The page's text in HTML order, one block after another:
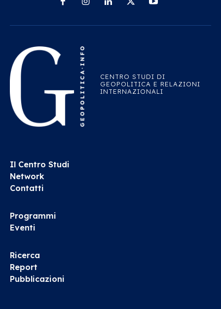
CENTRO STUDI DI
GEOPOLITICA E RELAZIONI
INTERNAZIONALI
Il Centro Studi
Network
Contatti
Programmi
Eventi
Ricerca
Report
Pubblicazioni